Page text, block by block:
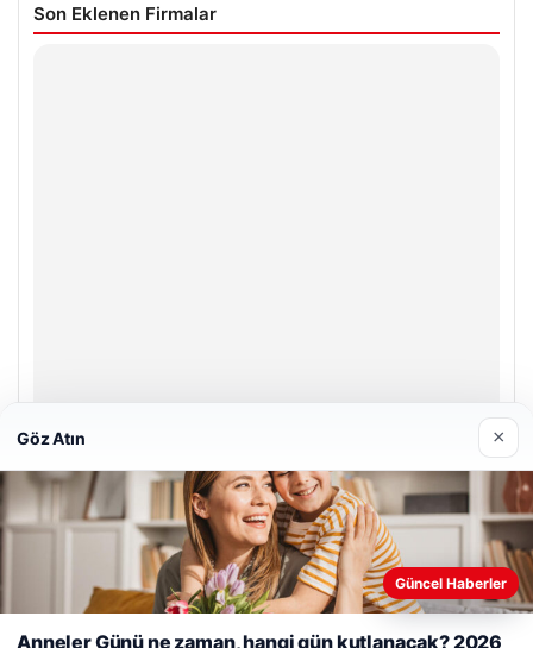
Son Eklenen Firmalar
Enes Kaplan Avukatlık Bürosu
Web sitemizi nasıl kullandığınızı daha iyi anlayabilmek,
Göz Atın ×
Güncel Haberler
Anneler Günü ne zaman, hangi gün kutlanacak? 2026